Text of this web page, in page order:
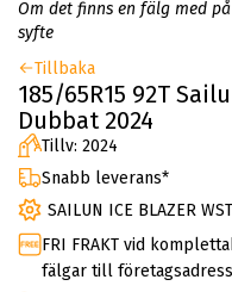
Om det finns en fälg med
syfte
Tillbaka
185/65R15 92T
Dubbat 2024
Tillv: 2024
Snabb leverans*
SAILUN ICE BLAZER
FRI FRAKT vid
fälgar till företagsadress